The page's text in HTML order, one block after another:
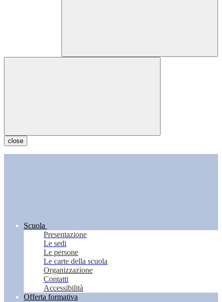
close
Scuola
Presentazione
Le sedi
Le persone
Le carte della scuola
Organizzazione
Contatti
Accessibilità
Offerta formativa